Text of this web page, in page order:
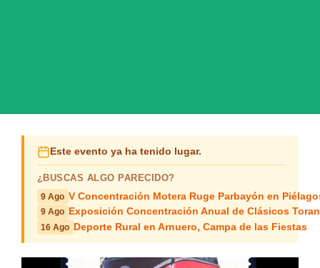
Este evento ya ha tenido lugar.
¿BUSCAS ALGO PARECIDO?
9 Ago V Concentración Motera Ruge Parbayón en
9 Ago Exposición Concentración Anual de Clásicos
16 Ago Deporte Rural en Arnuero, Campa de las Fiestas